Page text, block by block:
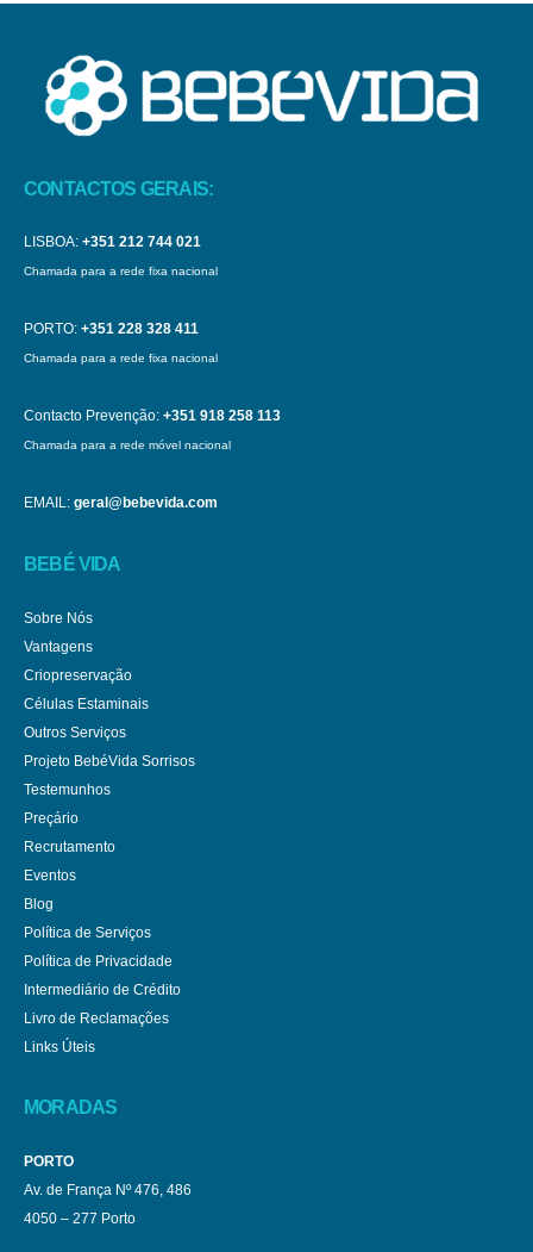
CONTACTOS GERAIS:
LISBOA: +351 212 744 021
Chamada para a rede fixa nacional
PORTO: +351 228 328 411
Chamada para a rede fixa nacional
Contacto Prevenção: +351 918 258 113
Chamada para a rede móvel nacional
EMAIL: geral@bebevida.com
BEBÉ VIDA
Sobre Nós
Vantagens
Criopreservação
Células Estaminais
Outros Serviços
Projeto BebéVida Sorrisos
Testemunhos
Preçário
Recrutamento
Eventos
Blog
Política de Serviços
Política de Privacidade
Intermediário de Crédito
Livro de Reclamações
Links Úteis
MORADAS
PORTO
Av. de França Nº 476, 486
4050 – 277 Porto